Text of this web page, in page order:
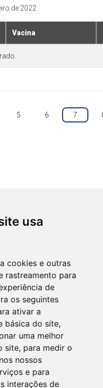
usa
cookies e outras
rastreamento para
de
os seguintes
ativar a
básica do site,
uma melhor
site, para medir o
nossos
e para
interações de
de 2022
Vacina
5 6 7
SUL
de segunda a
das 7h às 13h
- Centro Bom
000